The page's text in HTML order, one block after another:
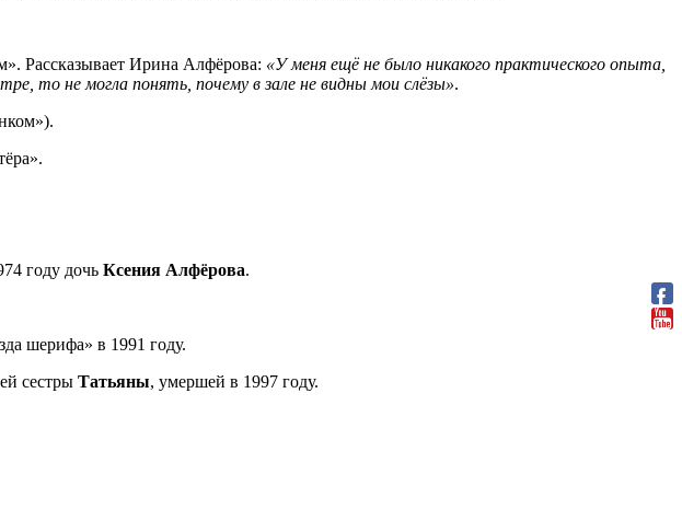
Рассказывает Ирина Алфёрова: «У меня ещё не было никакого практического опыта,
то не могла понять, почему в зале не видны мои слёзы».
году дочь Ксения Алфёрова.
шерифа» в 1991 году.
сестры Татьяны, умершей в 1997 году.